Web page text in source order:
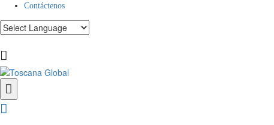
Contáctenos